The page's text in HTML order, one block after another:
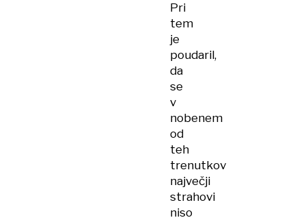
Pri
tem
je
poudaril,
da
se
v
nobenem
od
teh
trenutkov
največji
strahovi
niso